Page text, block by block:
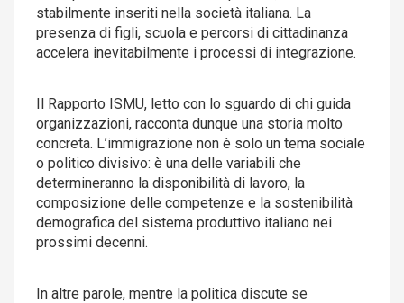
stabilmente inseriti nella società italiana. La
presenza di figli, scuola e percorsi di cittadinanza
accelera inevitabilmente i processi di integrazione.
Il Rapporto ISMU, letto con lo sguardo di chi guida
organizzazioni, racconta dunque una storia molto
concreta. L’immigrazione non è solo un tema sociale
o politico divisivo: è una delle variabili che
determineranno la disponibilità di lavoro, la
composizione delle competenze e la sostenibilità
demografica del sistema produttivo italiano nei
prossimi decenni.
In altre parole, mentre la politica discute se